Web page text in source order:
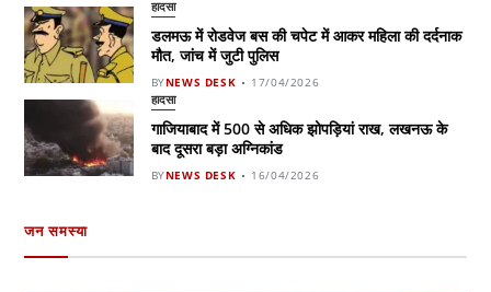
हादसा
डलमऊ में रोडवेज बस की चपेट में आकर महिला की दर्दनाक
मौत, जांच में जुटी पुलिस
BYNEWS DESK 17/04/2026
हादसा
गाजियाबाद में 500 से अधिक झोपड़ियां राख, लखनऊ के
बाद दूसरा बड़ा अग्निकांड
BYNEWS DESK 16/04/2026
जन समस्या